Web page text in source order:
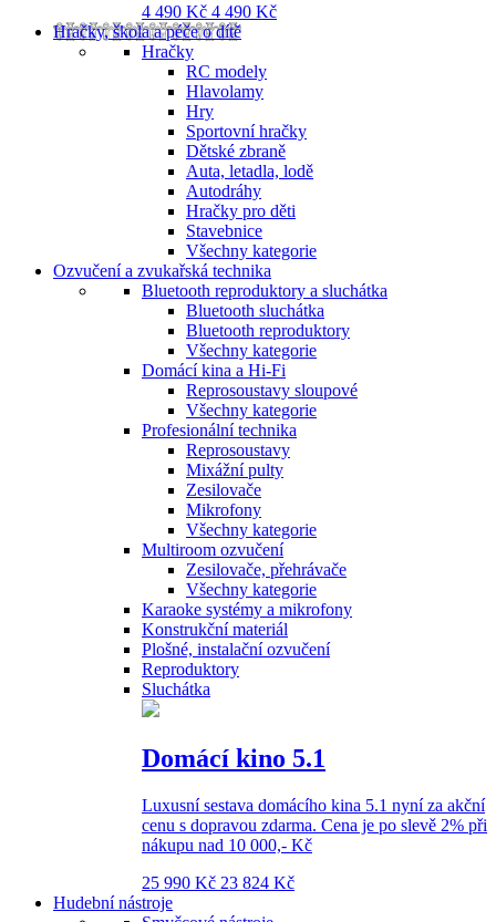
4 490 Kč 4 490 Kč
Hračky, škola a péče o dítě
Hračky
RC modely
Hlavolamy
Hry
Sportovní hračky
Dětské zbraně
Auta, letadla, lodě
Autodráhy
Hračky pro děti
Stavebnice
Všechny kategorie
Ozvučení a zvukařská technika
Bluetooth reproduktory a sluchátka
Bluetooth sluchátka
Bluetooth reproduktory
Všechny kategorie
Domácí kina a Hi-Fi
Reprosoustavy sloupové
Všechny kategorie
Profesionální technika
Reprosoustavy
Mixážní pulty
Zesilovače
Mikrofony
Všechny kategorie
Multiroom ozvučení
Zesilovače, přehrávače
Všechny kategorie
Karaoke systémy a mikrofony
Konstrukční materiál
Plošné, instalační ozvučení
Reproduktory
Sluchátka
Domácí kino 5.1
Luxusní sestava domácího kina 5.1 nyní za akční
cenu s dopravou zdarma. Cena je po slevě 2% při
nákupu nad 10 000,- Kč
25 990 Kč 23 824 Kč
Hudební nástroje